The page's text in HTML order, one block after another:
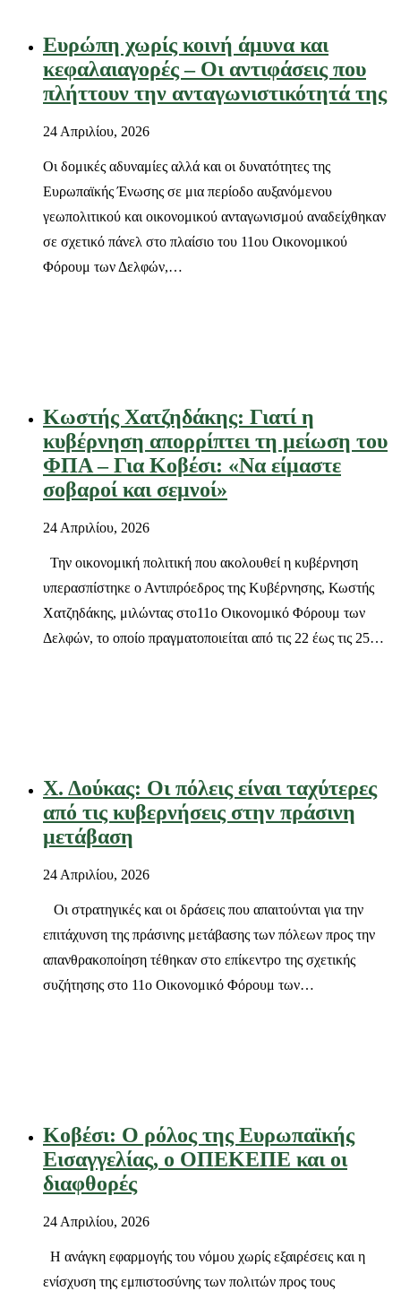
Ευρώπη χωρίς κοινή άμυνα και
κεφαλαιαγορές – Οι αντιφάσεις που
πλήττουν την ανταγωνιστικότητά της
24 Απριλίου, 2026
Οι δομικές αδυναμίες αλλά και οι δυνατότητες της
Ευρωπαϊκής Ένωσης σε μια περίοδο αυξανόμενου
γεωπολιτικού και οικονομικού ανταγωνισμού αναδείχθηκαν
σε σχετικό πάνελ στο πλαίσιο του 11ου Οικονομικού
Φόρουμ των Δελφών,…
Κωστής Χατζηδάκης: Γιατί η
κυβέρνηση απορρίπτει τη μείωση του
ΦΠΑ – Για Κοβέσι: «Να είμαστε
σοβαροί και σεμνοί»
24 Απριλίου, 2026
Την οικονομική πολιτική που ακολουθεί η κυβέρνηση
υπερασπίστηκε ο Αντιπρόεδρος της Κυβέρνησης, Κωστής
Χατζηδάκης, μιλώντας στο11ο Οικονομικό Φόρουμ των
Δελφών, το οποίο πραγματοποιείται από τις 22 έως τις 25…
Χ. Δούκας: Οι πόλεις είναι ταχύτερες
από τις κυβερνήσεις στην πράσινη
μετάβαση
24 Απριλίου, 2026
Οι στρατηγικές και οι δράσεις που απαιτούνται για την
επιτάχυνση της πράσινης μετάβασης των πόλεων προς την
απανθρακοποίηση τέθηκαν στο επίκεντρο της σχετικής
συζήτησης στο 11o Οικονομικό Φόρουμ των…
Κοβέσι: Ο ρόλος της Ευρωπαϊκής
Εισαγγελίας, ο ΟΠΕΚΕΠΕ και οι
διαφθορές
24 Απριλίου, 2026
Η ανάγκη εφαρμογής του νόμου χωρίς εξαιρέσεις και η
ενίσχυση της εμπιστοσύνης των πολιτών προς τους